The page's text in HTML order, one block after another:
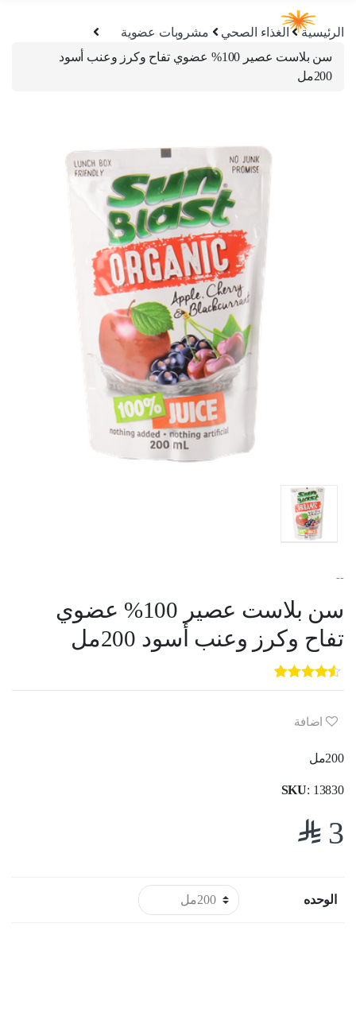
الرئيسية الغذاء الصحي
مشروبات عضوية
سن بلاست عصير 100% عضوي تفاح وكرز وعنب أسود
200مل
--
سن بلاست عصير 100% عضوي
تفاح وكرز وعنب أسود 200مل
5
out of
5
3
customer
ratings
اضافة
200مل
SKU: 13830
3
$
الوحده